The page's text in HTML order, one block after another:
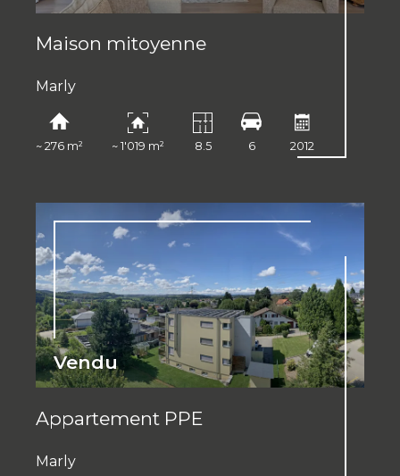
Maison mitoyenne
Marly
~ 276 m² ~ 1'019 m² 8.5 6 2012
Vendu
Appartement PPE
Marly